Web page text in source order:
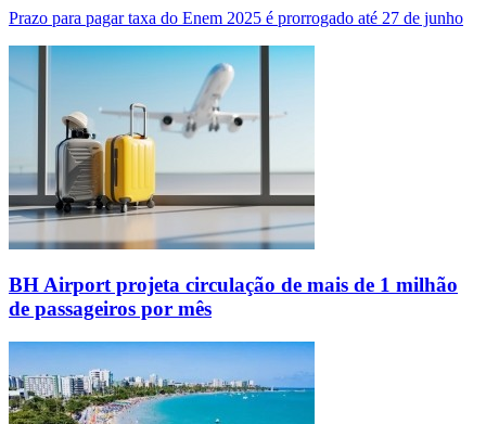
Prazo para pagar taxa do Enem 2025 é prorrogado até 27 de junho
BH Airport projeta circulação de mais de 1 milhão
de passageiros por mês